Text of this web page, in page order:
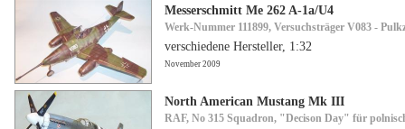
Messerschmitt Me 262 A-1a/U4
Werk-Nummer 111899, Versuchsträger V083 -
verschiedene Hersteller, 1:32
November 2009
North American Mustang Mk III
RAF, No 315 Squadron, "Decison Day" für